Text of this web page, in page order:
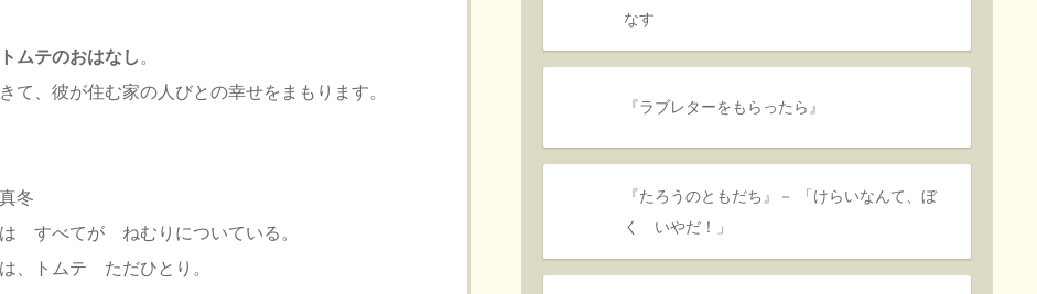
ムテのおはなし 。
て、彼が住む家の人びとの幸せをまもります。
冬
すべてが ねむりについている。
、トムテ ただひとり。
なす
『ラブレターをもらったら』
『たろうのともだち』－ 「けらいなんて、ぼ
く いやだ！」